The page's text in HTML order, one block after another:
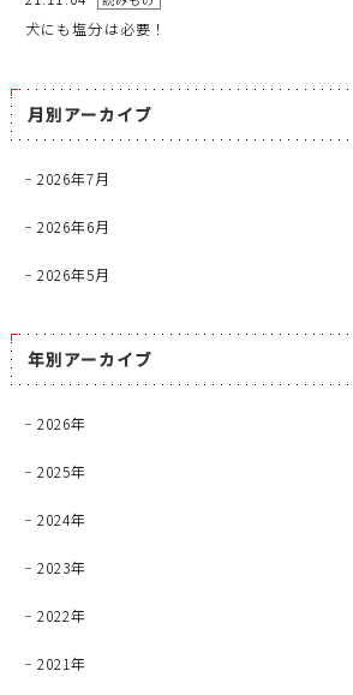
犬にも塩分は必要！
月別アーカイブ
2026年7月
2026年6月
2026年5月
年別アーカイブ
2026年
2025年
2024年
2023年
2022年
2021年